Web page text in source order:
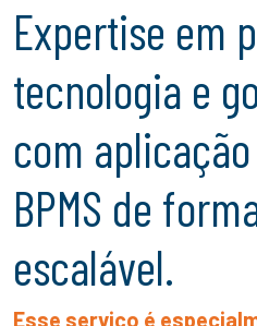
Expertise em processos,
tecnologia e
com aplicação
BPMS de
escalável.
Esse serviço é especialmente indicado para